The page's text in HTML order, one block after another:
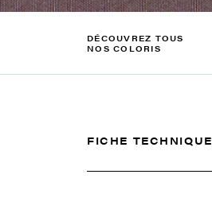
DÉCOUVREZ TOUS
NOS COLORIS
FICHE TECHNIQUE